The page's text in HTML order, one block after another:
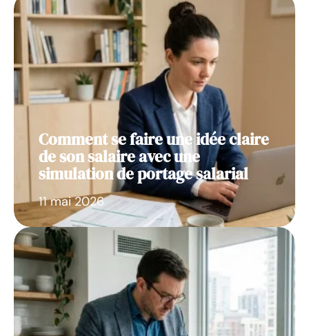
Comment se faire une idée claire
de son salaire avec une
simulation de portage salarial
11 mai 2026